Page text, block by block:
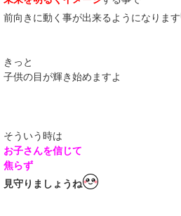
前向きに動く事が出来るようになります
きっと
子供の目が輝き始めますよ
そういう時は
お子さんを信じて
焦らず
見守りましょうね